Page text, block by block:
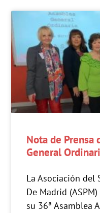
Nota de Prensa
General
La Asociación del
De Madrid
su 36ª Asamblea